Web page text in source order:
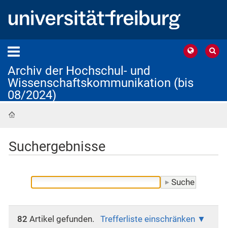
Archiv der Hochschul- und
Wissenschaftskommunikation (bis
08/2024)
Suchergebnisse
82 Artikel gefunden.
Trefferliste einschränken